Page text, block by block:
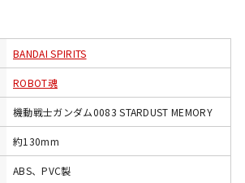
BANDAI SPIRITS
ROBOT魂
機動戦士ガンダム0083 STARDUST MEMORY
約130mm
ABS、PVC製